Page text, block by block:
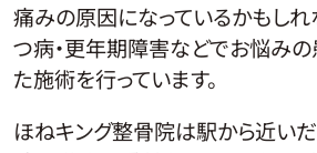
痛みの原因になっているかもしれ
つ病・更年期障害などでお悩み
た施術を行っています。
ほねキング整骨院は駅から近い